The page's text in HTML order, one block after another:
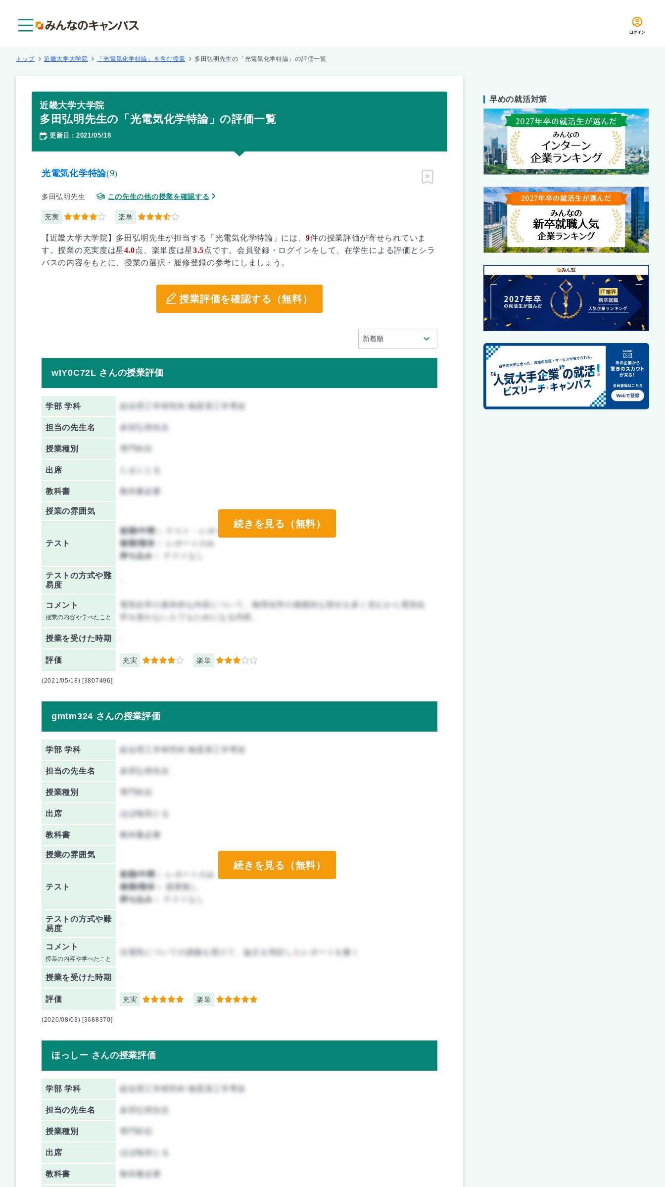
ログイン
トップ 近畿大学大学院 「光電気化学特論」を含む授業 多田弘明先生の「光電気化学特論」の評価一覧
近畿大学大学院
多田弘明先生の「光電気化学特論」の評価一覧
更新日 ： 2021/05/18
光電気化学特論(9)
多田弘明先生 この先生の他の授業を確認する
充実 4 楽単 3.5
ピン留め
【近畿大学大学院】多田弘明先生が担当する「光電気化学特論」には、9件の授業評価が寄せられていま
す。授業の充実度は星4.0点、楽単度は星3.5点です。会員登録・ログインをして、在学生による評価とシラ
バスの内容をもとに、授業の選択・履修登録の参考にしましょう。
授業評価を確認する（無料）
wIY0C72L さんの授業評価
学部 学科 総合理工学研究科 物質系工学専攻
担当の先生名 多田弘明先生
授業種別 専門科目
出席
教科書 教科書必要
授業の雰囲気
テスト
前期/中間：
テスト・レポート両方なし
後期/期末：
レポートのみ
持ち込み：
テストの方式や難
易度
コメント
授業の内容や学べたこと
電気化学の基本的な内容について。物理化学の基礎的な部分を多く含むから電気化
学を使わない人でもためになる内容。
授業を受けた時期
評価 充実 4 楽単 3
続きを見る（無料）
(2021/05/18) [3807496]
gmtm324 さんの授業評価
学部 学科 総合理工学研究科 物質系工学専攻
担当の先生名 多田弘明先生
授業種別 専門科目
出席 ほぼ毎回とる
教科書 教科書必要
授業の雰囲気
テスト
前期/中間：
レポートのみ
後期/期末：
授業無し
持ち込み：
テストの方式や難
易度
コメント
授業の内容や学べたこと
光電気についての講義を受けて、論文を和訳したレポートを書く
授業を受けた時期
評価 充実 5 楽単 5
続きを見る（無料）
(2020/08/03) [3688370]
ほっしー さんの授業評価
学部 学科 総合理工学研究科 物質系工学専攻
担当の先生名 多田弘明先生
授業種別 専門科目
出席 ほぼ毎回とる
教科書 教科書必要
早めの就活対策